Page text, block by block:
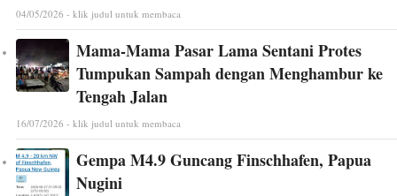
04/05/2026 - klik judul untuk membaca
Mama-Mama Pasar Lama Sentani Protes
Tumpukan Sampah dengan Menghambur ke
Tengah Jalan
16/07/2026 - klik judul untuk membaca
Gempa M4.9 Guncang Finschhafen, Papua
Nugini